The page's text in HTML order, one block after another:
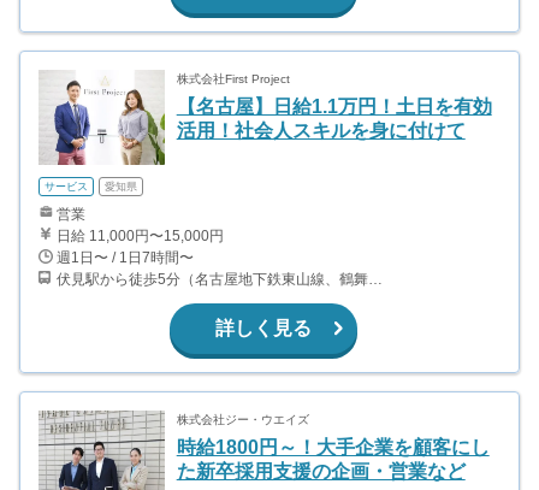
株式会社First Project
【名古屋】日給1.1万円！土日を有効
活用！社会人スキルを身に付けて
サービス 愛知県
営業
日給 11,000円〜15,000円
週1日〜 / 1日7時間〜
伏見駅から徒歩5分（名古屋地下鉄東山線、鶴舞線） 栄駅から徒歩11分（名古屋地下鉄東山線、名城線）
詳しく見る
株式会社ジー・ウエイズ
時給1800円～！大手企業を顧客にし
た新卒採用支援の企画・営業など